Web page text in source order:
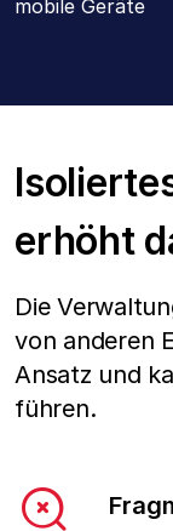
erhöht
Die
von anderen
Ansatz und
führen.